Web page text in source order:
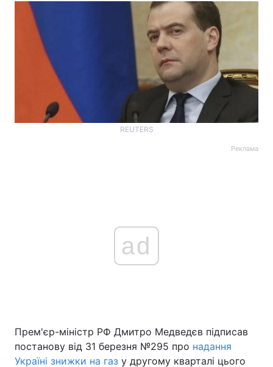
REUTERS
Реклама
ad
Прем'єр-міністр РФ Дмитро Медведєв підписав
постанову від 31 березня №295 про надання
Україні знижки на газ у другому кварталі цього